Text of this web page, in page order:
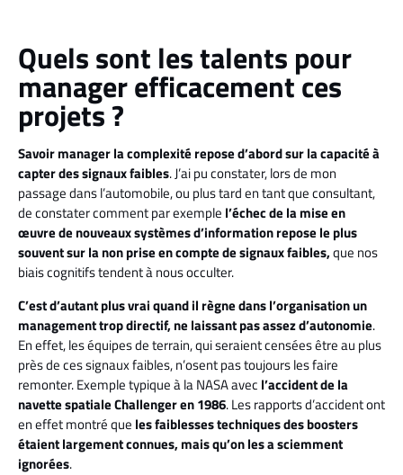
Quels sont les talents pour
manager efficacement ces
projets ?
Savoir manager la complexité repose d’abord sur la capacité à
capter des signaux faibles. J’ai pu constater, lors de mon
passage dans l’automobile, ou plus tard en tant que consultant,
de constater comment par exemple l’échec de la mise en
œuvre de nouveaux systèmes d’informationrepose le plus
souvent sur la non prise en compte de signaux faibles,que nos
biais cognitifs tendent à nous occulter.
C’est d’autant plus vrai quand il règne dans l’organisation un
management trop directif, ne laissant pas assez d’autonomie.
En effet, les équipes de terrain, qui seraient censées être au plus
près de ces signaux faibles, n’osent pas toujours les faire
remonter. Exemple typique à la NASA avec l’accident de la
navette spatiale Challenger en 1986. Les rapports d’accident ont
en effet montré que les faiblesses techniques des boosters
étaient largement connues, mais qu’on les a sciemment
ignorées.